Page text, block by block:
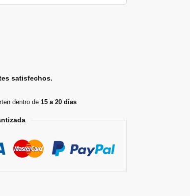
satisfechos.
dentro de 15 a 20 días